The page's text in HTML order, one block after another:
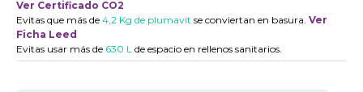
Ver Certificado CO2
Evitas que más de 4,2 Kg de plumavit se conviertan en basura. Ver
Ficha Leed
Evitas usar más de 630 L de espacio en rellenos sanitarios.